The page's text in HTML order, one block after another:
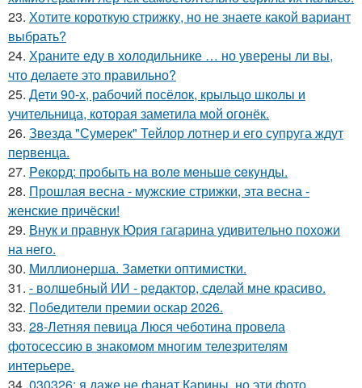
23. Хотите короткую стрижку, но не знаете какой вариант
выбрать?
24. Храните еду в холодильнике … но уверены ли вы,
что делаете это правильно?
25. Дети 90-х, рабочий посёлок, крыльцо школы и
учительница, которая заметила мой огонёк.
26. Звезда "Сумерек" Тейлор лотнер и его супруга ждут
первенца.
27. Peкopд: пpoбыть нa вoлe мeньшe ceкyнды.
28. Прошлая весна - мужские стрижки, эта весна -
женские причёски!
29. Внук и правнук Юрия гагарина удивительно похожи
на него.
30. Миллионерша. Заметки оптимистки.
31. - волшебный ИИ - редактор, сделай мне красиво.
32. Победители премии оскар 2026.
33. 28-Летняя певица Люся чеботина провела
фотосессию в знакомом многим телезрителям
интерьере.
34. 030326: я даже не фанат Карины, но эти фото